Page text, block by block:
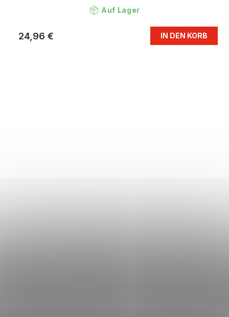
Auf Lager
24,96 € IN DEN KORB